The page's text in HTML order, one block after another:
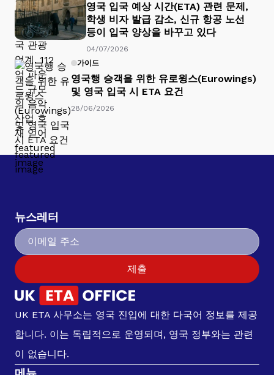
영국 입국 예상 시간(ETA) 관련 문제,
학생 비자 발급 감소, 신규 항공 노선
등이 입국 양상을 바꾸고 있다
04/07/2026
가이드
영국행 승객을 위한 유로윙스(Eurowings)
및 영국 입국 시 ETA 요건
28/06/2026
뉴스레터
제출
UK ETA 사무소는 영국 진입에 대한 다국어 정보를 제공
합니다. 이는 독립적으로 운영되며, 영국 정부와는 관련
이 없습니다.